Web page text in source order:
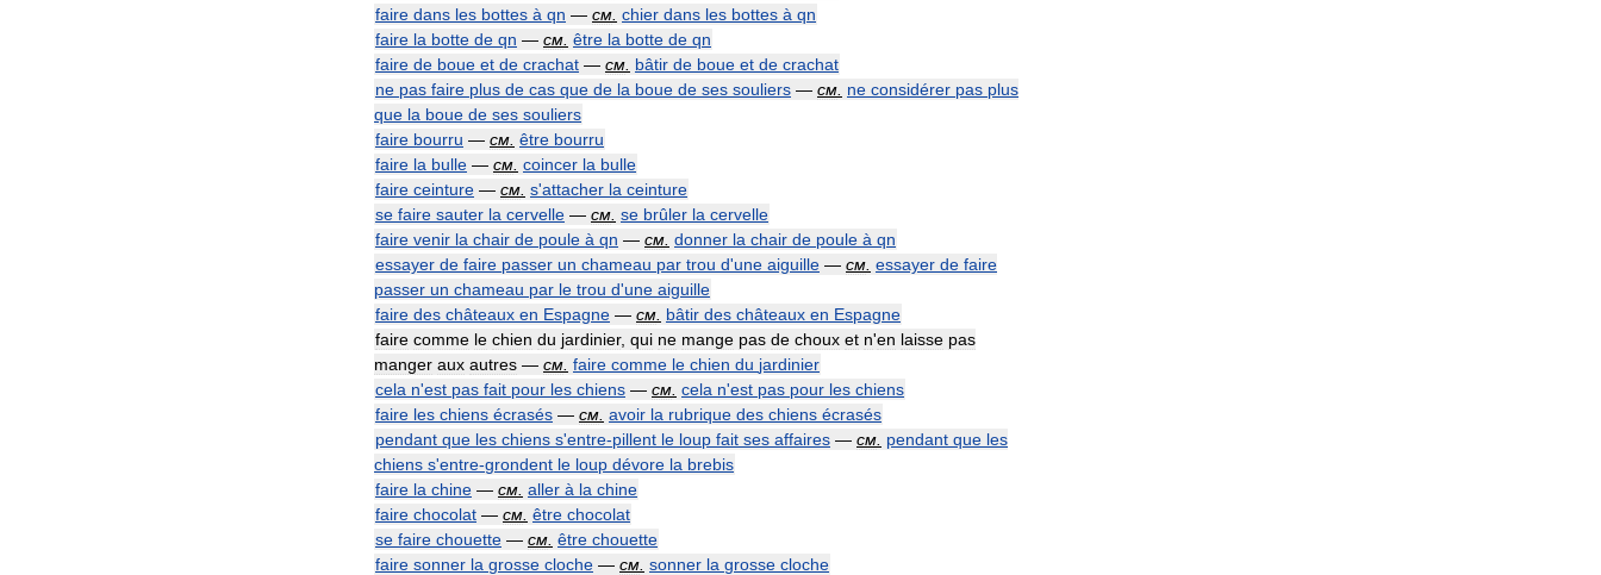
faire dans les bottes à qn — см chier dans les bottes à qn
faire la botte de qn — см être la botte de qn
faire de boue et de crachat — см bâtir de boue et de crachat
ne pas faire plus de cas que de la boue de ses souliers — см ne considérer pas plus
que la boue de ses souliers
faire bourru — см être bourru
faire la bulle — см coincer la bulle
faire ceinture — см s'attacher la ceinture
se faire sauter la cervelle — см se brûler la cervelle
faire venir la chair de poule à qn — см donner la chair de poule à qn
essayer de faire passer un chameau par trou d'une aiguille — см essayer de faire
passer un chameau par le trou d'une aiguille
faire des châteaux en Espagne — см bâtir des châteaux en Espagne
faire comme le chien du jardinier, qui ne mange pas de choux et n'en laisse pas
manger aux autres — см faire comme le chien du jardinier
cela n'est pas fait pour les chiens — см cela n'est pas pour les chiens
faire les chiens écrasés — см avoir la rubrique des chiens écrasés
pendant que les chiens s'entre-pillent le loup fait ses affaires — см pendant que les
chiens s'entre-grondent le loup dévore la brebis
faire la chine — см aller à la chine
faire chocolat — см être chocolat
se faire chouette — см être chouette
faire sonner la grosse cloche — см sonner la grosse cloche